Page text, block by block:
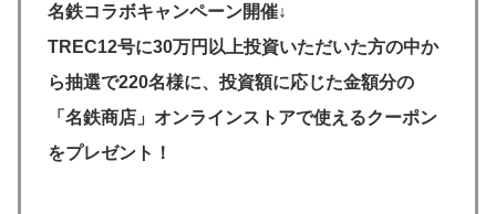
名鉄コラボキャンペーン開催↓
TREC12号に30万円以上投資いただいた方の中か
ら抽選で220名様に、投資額に応じた金額分の
「名鉄商店」オンラインストアで使えるクーポン
をプレゼント！